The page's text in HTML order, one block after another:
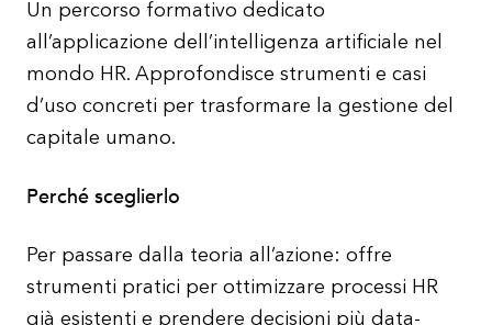
Un percorso formativo dedicato
all’applicazione dell’intelligenza artificiale nel
mondo HR. Approfondisce strumenti e casi
d’uso concreti per trasformare la gestione del
capitale umano.
Perché sceglierlo
Per passare dalla teoria all’azione: offre
strumenti pratici per ottimizzare processi HR
già esistenti e prendere decisioni più data-